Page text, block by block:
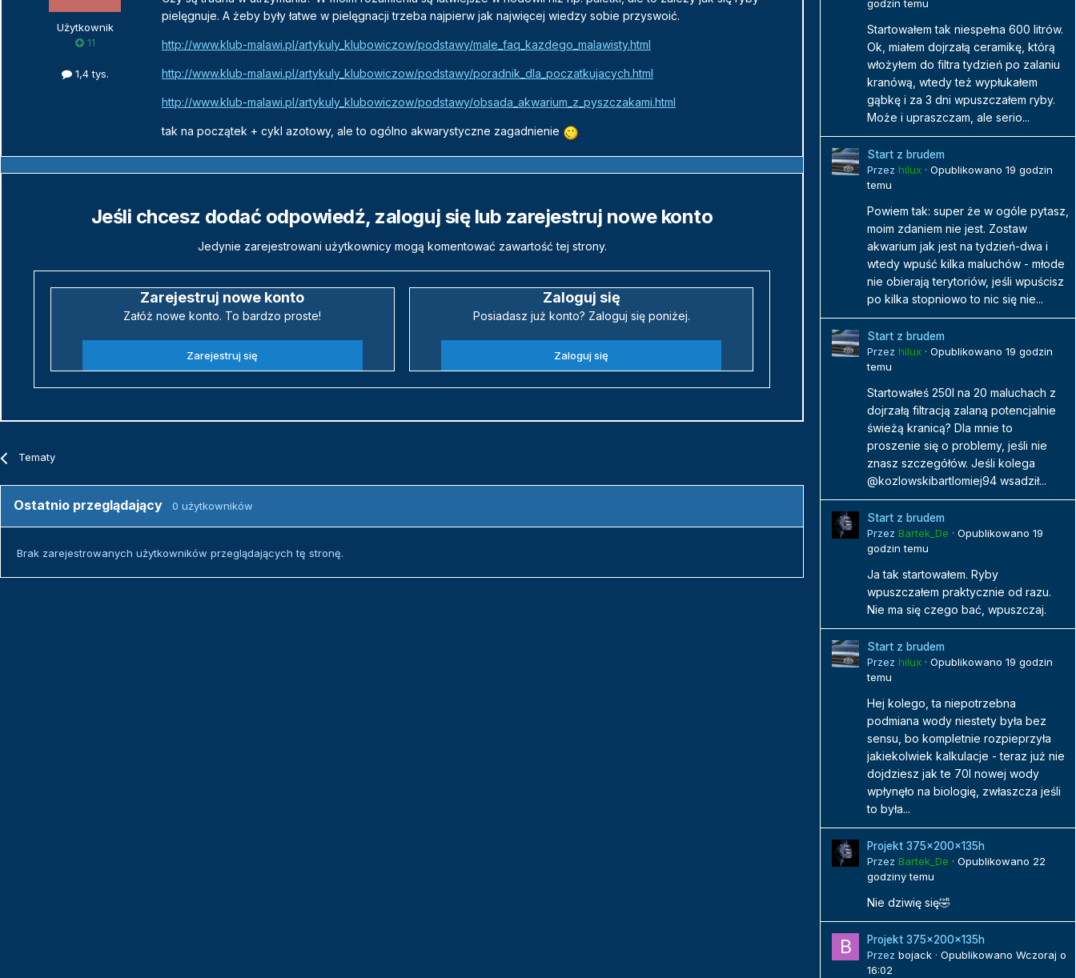
Użytkownik
11
1,4 tys.
pielęgnuje. A żeby były łatwe w pielęgnacji trzeba najpierw jak najwięcej wiedzy sobie przyswoić.
http://www.klub-malawi.pl/artykuly_klubowiczow/podstawy/male_faq_kazdego_malawisty.html
http://www.klub-malawi.pl/artykuly_klubowiczow/podstawy/poradnik_dla_poczatkujacych.html
http://www.klub-malawi.pl/artykuly_klubowiczow/podstawy/obsada_akwarium_z_pyszczakami.html
tak na początek + cykl azotowy, ale to ogólno akwarystyczne zagadnienie
Jeśli chcesz dodać odpowiedź, zaloguj się lub zarejestruj nowe konto
Jedynie zarejestrowani użytkownicy mogą komentować zawartość tej strony.
Zarejestruj nowe konto
Załóż nowe konto. To bardzo proste!
Zarejestruj się
Zaloguj się
Posiadasz już konto? Zaloguj się poniżej.
Zaloguj się
Tematy
Ostatnio przeglądający 0 użytkowników
Brak zarejestrowanych użytkowników przeglądających tę stronę.
godzin temu
Startowałem tak niespełna 600 litrów.
Ok, miałem dojrzałą ceramikę, którą
włożyłem do filtra tydzień po zalaniu
kranówą, wtedy też wypłukałem
gąbkę i za 3 dni wpuszczałem ryby.
Może i upraszczam, ale serio...
Start z brudem
Przez hilux · Opublikowano 19 godzin
temu
Powiem tak: super że w ogóle pytasz,
moim zdaniem nie jest. Zostaw
akwarium jak jest na tydzień-dwa i
wtedy wpuść kilka maluchów - młode
nie obierają terytoriów, jeśli wpuścisz
po kilka stopniowo to nic się nie...
Start z brudem
Przez hilux · Opublikowano 19 godzin
temu
Startowałeś 250l na 20 maluchach z
dojrzałą filtracją zalaną potencjalnie
świeżą kranicą? Dla mnie to
proszenie się o problemy, jeśli nie
znasz szczegółów. Jeśli kolega
@kozlowskibartlomiej94 wsadził...
Start z brudem
Przez Bartek_De · Opublikowano 19
godzin temu
Ja tak startowałem. Ryby
wpuszczałem praktycznie od razu.
Nie ma się czego bać, wpuszczaj.
Start z brudem
Przez hilux · Opublikowano 19 godzin
temu
Hej kolego, ta niepotrzebna
podmiana wody niestety była bez
sensu, bo kompletnie rozpieprzyła
jakiekolwiek kalkulacje - teraz już nie
dojdziesz jak te 70l nowej wody
wpłynęło na biologię, zwłaszcza jeśli
to była...
Projekt 375x200x135h
Przez Bartek_De · Opublikowano 22
godziny temu
Nie dziwię się🤣
Projekt 375x200x135h
Przez bojack · Opublikowano Wczoraj o
16:02